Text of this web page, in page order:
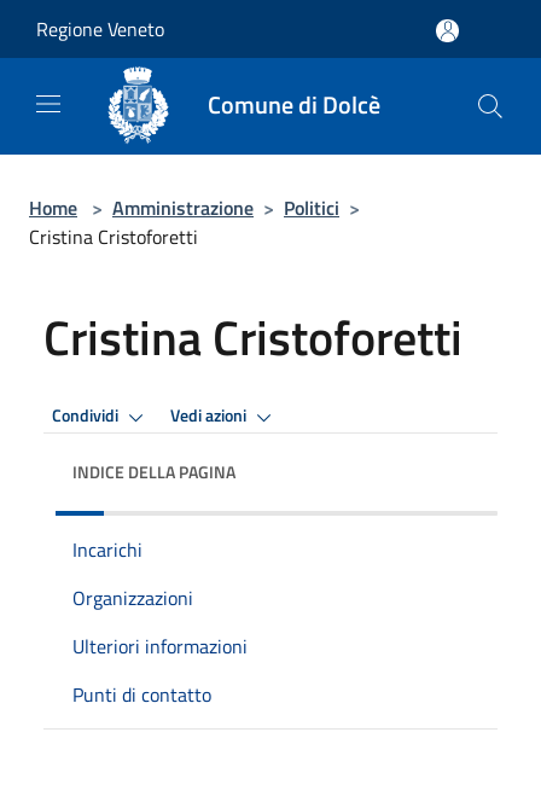
Regione Veneto
Comune di Dolcè
Home > Amministrazione > Politici >
Cristina Cristoforetti
Cristina Cristoforetti
Condividi Vedi azioni
INDICE DELLA PAGINA
Incarichi
Organizzazioni
Ulteriori informazioni
Punti di contatto